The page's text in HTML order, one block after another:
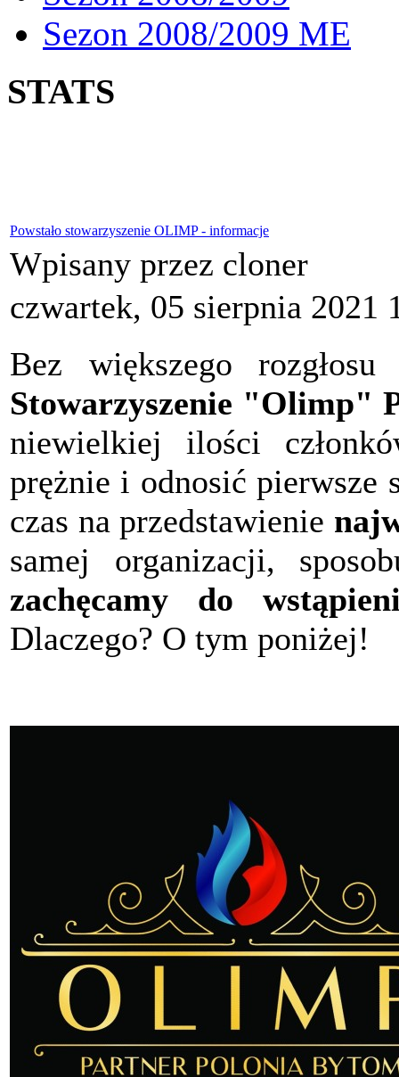
Sezon 2008/2009 ME
STATS
Powstało stowarzyszenie OLIMP - informacje
Wpisany przez cloner
czwartek, 05 sierpnia 2021
Bez większego
Stowarzyszenie "Olimp"
niewielkiej ilości
prężnie i odnosić pierwsze
czas na przedstawienie
samej organizacji,
zachęcamy do
Dlaczego? O tym poniżej!